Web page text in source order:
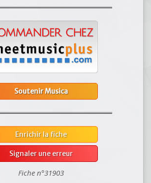
Soutenir Musica
Enrichir la fiche
Signaler une erreur
Fiche n°31903